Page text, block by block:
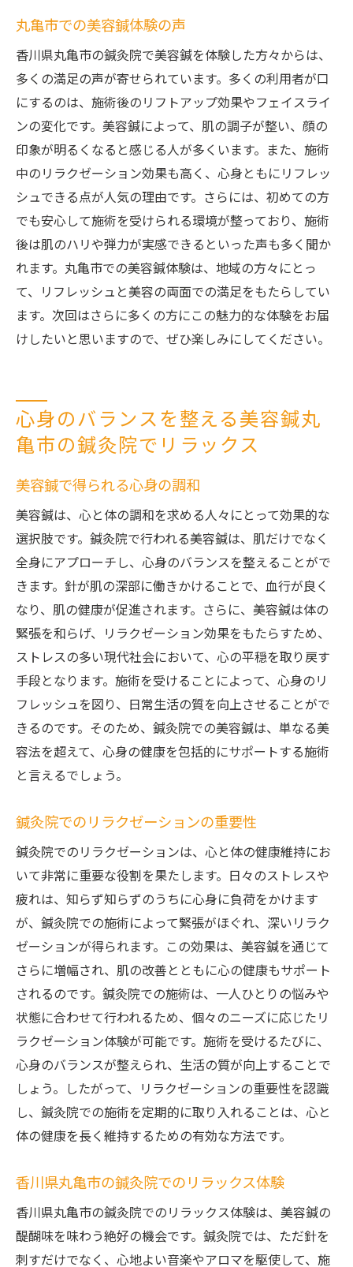
丸亀市での美容鍼体験の声
香川県丸亀市の鍼灸院で美容鍼を体験した方々からは、
多くの満足の声が寄せられています。多くの利用者が口
にするのは、施術後のリフトアップ効果やフェイスライ
ンの変化です。美容鍼によって、肌の調子が整い、顔の
印象が明るくなると感じる人が多くいます。また、施術
中のリラクゼーション効果も高く、心身ともにリフレッ
シュできる点が人気の理由です。さらには、初めての方
でも安心して施術を受けられる環境が整っており、施術
後は肌のハリや弾力が実感できるといった声も多く聞か
れます。丸亀市での美容鍼体験は、地域の方々にとっ
て、リフレッシュと美容の両面での満足をもたらしてい
ます。次回はさらに多くの方にこの魅力的な体験をお届
けしたいと思いますので、ぜひ楽しみにしてください。
心身のバランスを整える美容鍼丸
亀市の鍼灸院でリラックス
美容鍼で得られる心身の調和
美容鍼は、心と体の調和を求める人々にとって効果的な
選択肢です。鍼灸院で行われる美容鍼は、肌だけでなく
全身にアプローチし、心身のバランスを整えることがで
きます。針が肌の深部に働きかけることで、血行が良く
なり、肌の健康が促進されます。さらに、美容鍼は体の
緊張を和らげ、リラクゼーション効果をもたらすため、
ストレスの多い現代社会において、心の平穏を取り戻す
手段となります。施術を受けることによって、心身のリ
フレッシュを図り、日常生活の質を向上させることがで
きるのです。そのため、鍼灸院での美容鍼は、単なる美
容法を超えて、心身の健康を包括的にサポートする施術
と言えるでしょう。
鍼灸院でのリラクゼーションの重要性
鍼灸院でのリラクゼーションは、心と体の健康維持にお
いて非常に重要な役割を果たします。日々のストレスや
疲れは、知らず知らずのうちに心身に負荷をかけます
が、鍼灸院での施術によって緊張がほぐれ、深いリラク
ゼーションが得られます。この効果は、美容鍼を通じて
さらに増幅され、肌の改善とともに心の健康もサポート
されるのです。鍼灸院での施術は、一人ひとりの悩みや
状態に合わせて行われるため、個々のニーズに応じたリ
ラクゼーション体験が可能です。施術を受けるたびに、
心身のバランスが整えられ、生活の質が向上することで
しょう。したがって、リラクゼーションの重要性を認識
し、鍼灸院での施術を定期的に取り入れることは、心と
体の健康を長く維持するための有効な方法です。
香川県丸亀市の鍼灸院でのリラックス体験
香川県丸亀市の鍼灸院でのリラックス体験は、美容鍼の
醍醐味を味わう絶好の機会です。鍼灸院では、ただ針を
刺すだけでなく、心地よい音楽やアロマを駆使して、施